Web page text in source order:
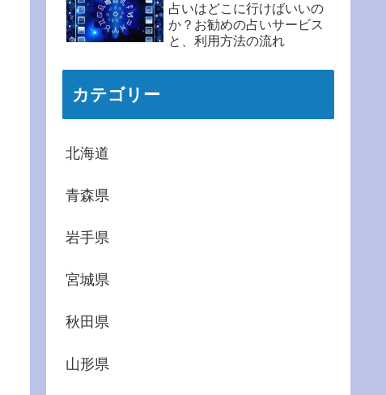
占いはどこに行けばいいの
か？お勧めの占いサービス
と、利用方法の流れ
カテゴリー
北海道
青森県
岩手県
宮城県
秋田県
山形県